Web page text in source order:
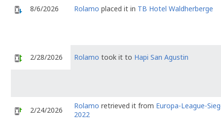
8/6/2026
Rolamo placed it in TB Hotel Waldherberge
2/28/2026 Rolamo took it to Hapi San Agustin
2/24/2026 Rolamo retrieved it from Europa-League-
2022